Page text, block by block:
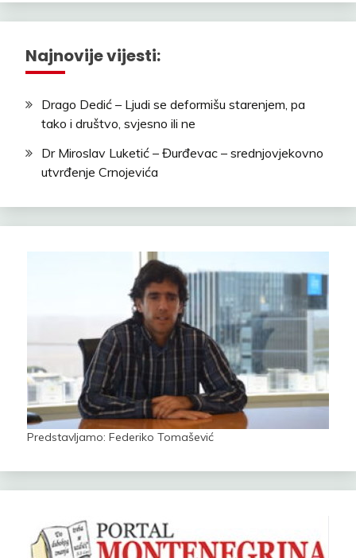
Najnovije vijesti:
Drago Dedić – Ljudi se deformišu starenjem, pa
tako i društvo, svjesno ili ne
Dr Miroslav Luketić – Đurđevac – srednjovjekovno
utvrđenje Crnojevića
Predstavljamo: Federiko Tomašević